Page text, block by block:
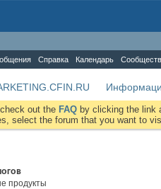
Справка Календарь
out the FAQ by clicking the link
select the forum that you want to
продукты